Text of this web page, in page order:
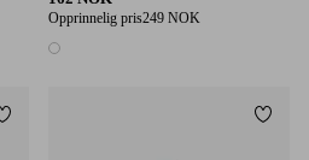
Opprinnelig pris249 NOK
1 farge
Legg til favoritter